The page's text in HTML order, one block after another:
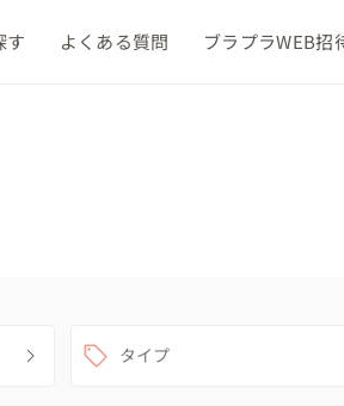
す よくある質問 ブラプラWEB招
タイプ